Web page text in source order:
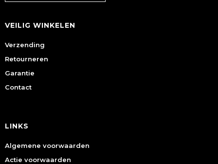
VEILIG WINKELEN
Verzending
Retourneren
Garantie
Contact
LINKS
Algemene voorwaarden
Actie voorwaarden